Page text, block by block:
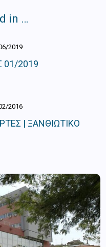
in …
2019
2019
2016
| ΞΑΝΘΙΩΤΙΚΟ